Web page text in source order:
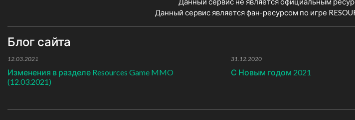
Данный сервис является фан-ресурсом по игре
Блог сайта
12.03.2021
Изменения в разделе Resources Game MMO
(12.03.2021)
31.12.2020
С Новым годом 2021